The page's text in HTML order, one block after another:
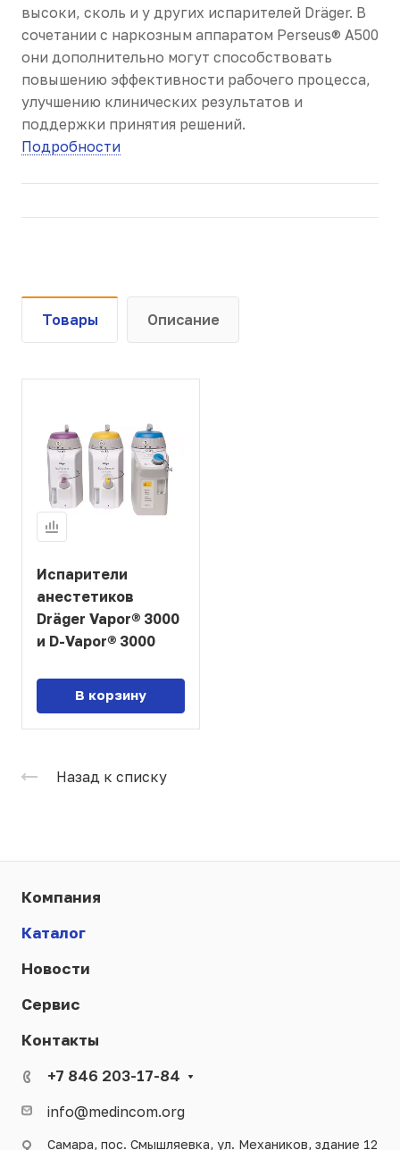
высоки, сколь и у других испарителей Dräger. В
сочетании с наркозным аппаратом Perseus® A500
они дополнительно могут способствовать
повышению эффективности рабочего процесса,
улучшению клинических результатов и
поддержки принятия решений.
Подробности
Товары Описание
Испарители
анестетиков
Dräger Vapor® 3000
и D-Vapor® 3000
В корзину
Назад к списку
Компания
Каталог
Новости
Сервис
Контакты
+7 846 203-17-84
info@medincom.org
Самара, пос. Смышляевка, ул. Механиков, здание 12